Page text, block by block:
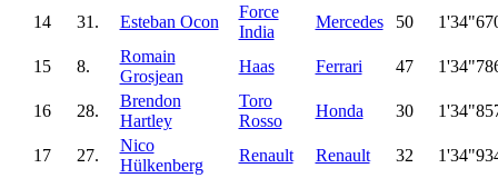
14 31. Esteban Ocon
Force
India
Mercedes 50
15 8.
Romain
Grosjean
Haas Ferrari 47
16 28.
Brendon
Hartley
Toro
Rosso
Honda 30
17 27.
Nico
Hülkenberg
Renault Renault 32